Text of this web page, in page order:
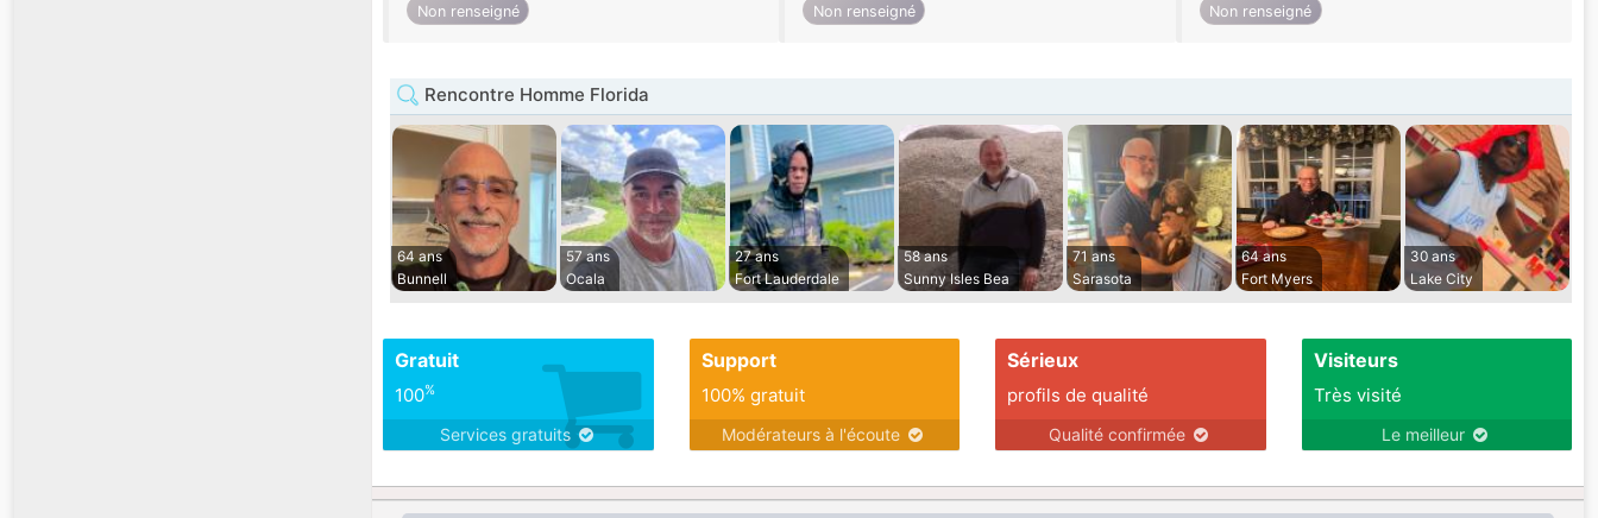
Non renseigné Non renseigné Non renseigné
Rencontre Homme Florida
64 ans
Bunnell
57 ans
Ocala
27 ans
Fort Lauderdale
58 ans
Sunny Isles Bea
71 ans
Sarasota
64 ans
Fort Myers
30 ans
Lake City
Gratuit
100%
Services gratuits
Support
100% gratuit
Modérateurs à l'écoute
Sérieux
profils de qualité
Qualité confirmée
Visiteurs
Très visité
Le meilleur